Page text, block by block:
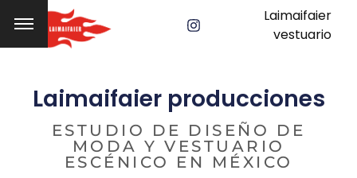
Laimaifaier
vestuario
Laimaifaier producciones
ESTUDIO DE DISEÑO DE
MODA Y VESTUARIO
ESCÉNICO EN MÉXICO